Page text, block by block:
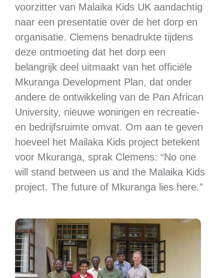
voorzitter van Malaika Kids UK aandachtig
naar een presentatie over de het dorp en
organisatie. Clemens benadrukte tijdens
deze ontmoeting dat het dorp een
belangrijk deel uitmaakt van het officiële
Mkuranga Development Plan, dat onder
andere de ontwikkeling van de Pan African
University, nieuwe woningen en recreatie-
en bedrijfsruimte omvat. Om aan te geven
hoeveel het Mailaka Kids project betekent
voor Mkuranga, sprak Clemens: “No one
will stand between us and the Malaika Kids
project. The future of Mkuranga lies here.”